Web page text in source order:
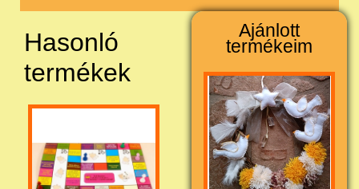
Hasonló
termékek
Ajánlott
termékeim